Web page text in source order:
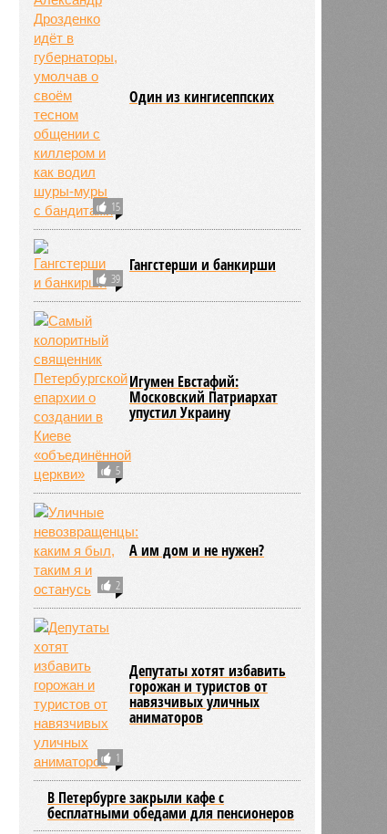
15
Один из кингисеппских
39
Гангстерши и банкирши
5
Игумен Евстафий:
Московский Патриархат
упустил Украину
2
А им дом и не нужен?
1
Депутаты хотят избавить
горожан и туристов от
навязчивых уличных
аниматоров
В Петербурге закрыли кафе с
бесплатными обедами для пенсионеров